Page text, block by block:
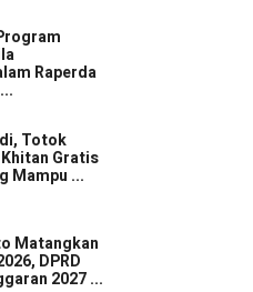
Raperda
Totok
Gratis
Mampu ...
Matangkan
DPRD
2027 ...